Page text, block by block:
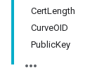
CertLength
CurveOID
PublicKey